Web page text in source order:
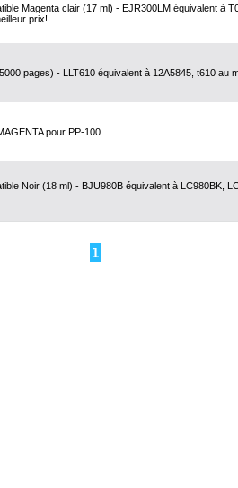
Magenta clair (17 ml) - EJR300LM équivalent à
prix!
pages) - LLT610 équivalent à 12A5845, t610 au
pour PP-100
Noir (18 ml) - BJU980B équivalent à LC980BK,
1